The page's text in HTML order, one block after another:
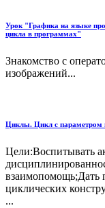
Урок "Графика на языке
цикла в программах"
Знакомство с
изображений...
Циклы. Цикл с параметром
Цели:Воспитывать
взаимопомощь;Дать
циклических
...